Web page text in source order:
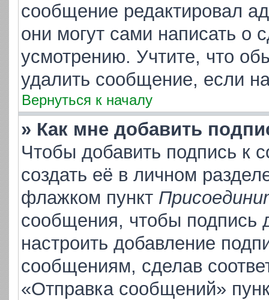
сообщение редактировал
они могут сами написать о
усмотрению. Учтите, что
удалить сообщение, если
Вернуться к началу
» Как мне добавить
Чтобы добавить подпись к
создать её в личном
флажком пункт
сообщения, чтобы подпись
настроить добавление
сообщениям, сделав
«Отправка сообщений»